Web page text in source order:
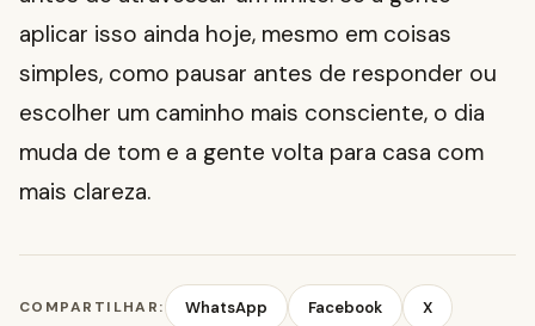
aplicar isso ainda hoje, mesmo em coisas
simples, como pausar antes de responder ou
escolher um caminho mais consciente, o dia
muda de tom e a gente volta para casa com
mais clareza.
COMPARTILHAR: WhatsApp Facebook X